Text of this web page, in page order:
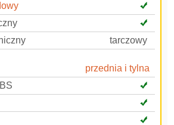
tarczowy
przednia i tylna